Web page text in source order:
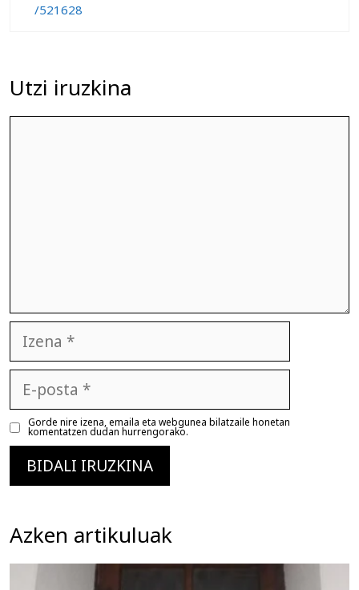
/521628
Utzi iruzkina
posta
Gorde nire izena, emaila eta webgunea bilatzaile honetan
komentatzen dudan hurrengorako.
Azken artikuluak